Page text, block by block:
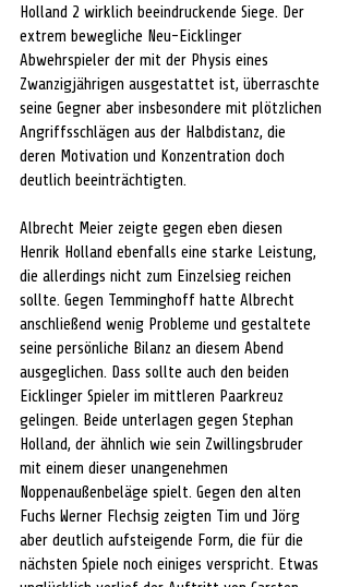
Holland 2 wirklich beeindruckende Siege. Der
extrem bewegliche Neu-Eicklinger
Abwehrspieler der mit der Physis eines
Zwanzigjährigen ausgestattet ist, überraschte
seine Gegner aber insbesondere mit plötzlichen
Angriffsschlägen aus der Halbdistanz, die
deren Motivation und Konzentration doch
deutlich beeinträchtigten.
Albrecht Meier zeigte gegen eben diesen
Henrik Holland ebenfalls eine starke Leistung,
die allerdings nicht zum Einzelsieg reichen
sollte. Gegen Temminghoff hatte Albrecht
anschließend wenig Probleme und gestaltete
seine persönliche Bilanz an diesem Abend
ausgeglichen. Dass sollte auch den beiden
Eicklinger Spieler im mittleren Paarkreuz
gelingen. Beide unterlagen gegen Stephan
Holland, der ähnlich wie sein Zwillingsbruder
mit einem dieser unangenehmen
Noppenaußenbeläge spielt. Gegen den alten
Fuchs Werner Flechsig zeigten Tim und Jörg
aber deutlich aufsteigende Form, die für die
nächsten Spiele noch einiges verspricht. Etwas